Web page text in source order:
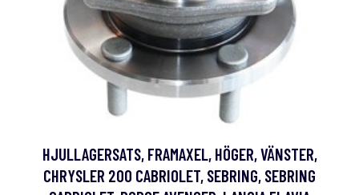
HJULLAGERSATS, FRAMAXEL, HÖGER, VÄNSTER,
CHRYSLER 200 CABRIOLET, SEBRING, SEBRING